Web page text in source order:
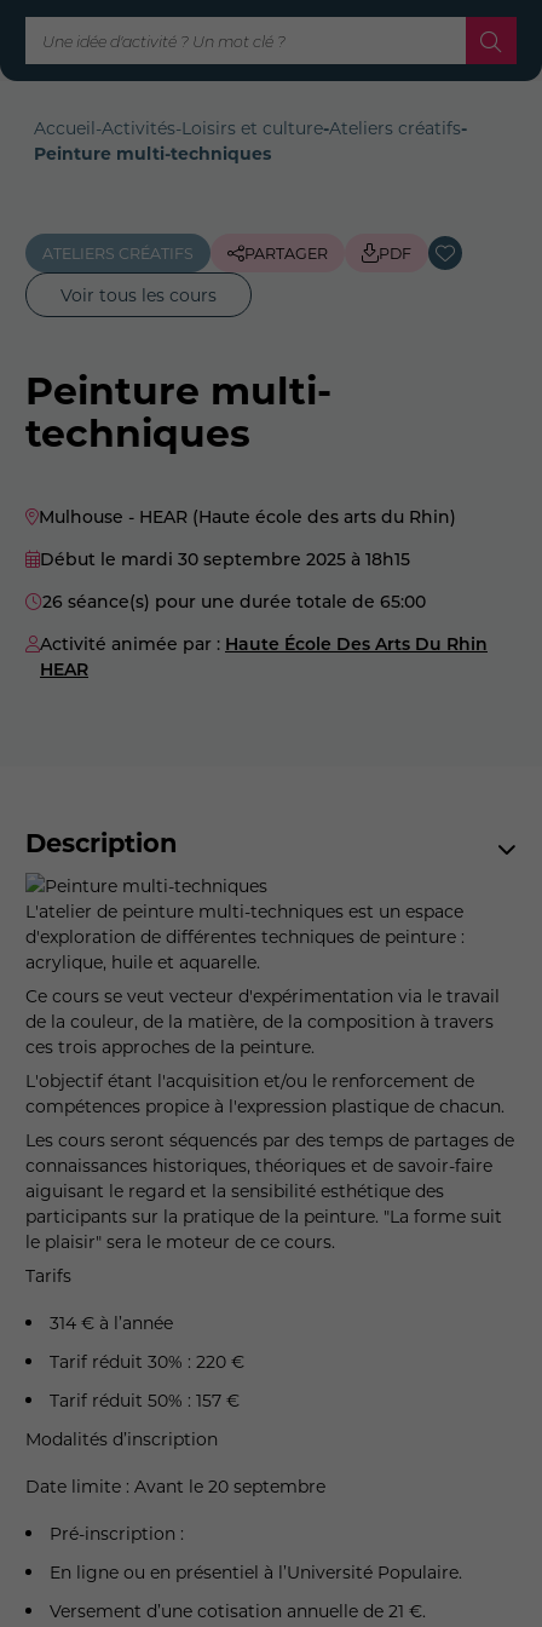
Accueil-Activités-Loisirs et culture-Ateliers créatifs-
Peinture multi-techniques
ATELIERS CRÉATIFS PARTAGER PDF
Voir tous les cours
Peinture multi-
techniques
Mulhouse - HEAR (Haute école des arts du Rhin)
Début le mardi 30 septembre 2025 à 18h15
26 séance(s) pour une durée totale de 65:00
Activité animée par : Haute École Des Arts Du Rhin
HEAR
Description
L'atelier de peinture multi-techniques est un espace
d'exploration de différentes techniques de peinture :
acrylique, huile et aquarelle.
Ce cours se veut vecteur d'expérimentation via le travail
de la couleur, de la matière, de la composition à travers
ces trois approches de la peinture.
L'objectif étant l'acquisition et/ou le renforcement de
compétences propice à l'expression plastique de chacun.
Les cours seront séquencés par des temps de partages de
connaissances historiques, théoriques et de savoir-faire
aiguisant le regard et la sensibilité esthétique des
participants sur la pratique de la peinture. "La forme suit
le plaisir" sera le moteur de ce cours.
Tarifs
314 € à l’année
Tarif réduit 30% : 220 €
Tarif réduit 50% : 157 €
Modalités d’inscription
Date limite : Avant le 20 septembre
Pré-inscription :
En ligne ou en présentiel à l’Université Populaire.
Versement d’une cotisation annuelle de 21 €.